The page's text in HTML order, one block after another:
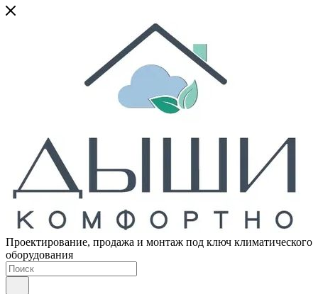
Проектирование, продажа и монтаж под ключ климатического
оборудования